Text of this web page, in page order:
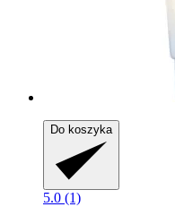
Do koszyka
5.0 (1)